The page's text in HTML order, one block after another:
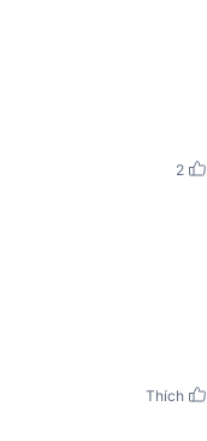
2
Thích